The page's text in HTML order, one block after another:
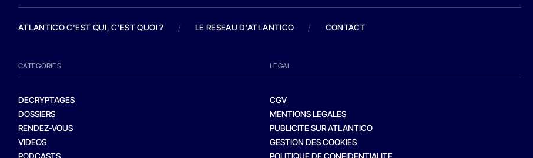
ATLANTICO C'EST QUI, C'EST QUOI ? / LE RESEAU D'ATLANTICO / CONTACT
CATEGORIES
DECRYPTAGES
DOSSIERS
RENDEZ-VOUS
VIDEOS
PODCASTS
LEGAL
CGV
MENTIONS LEGALES
PUBLICITE SUR ATLANTICO
GESTION DES COOKIES
POLITIQUE DE CONFIDENTIALITE